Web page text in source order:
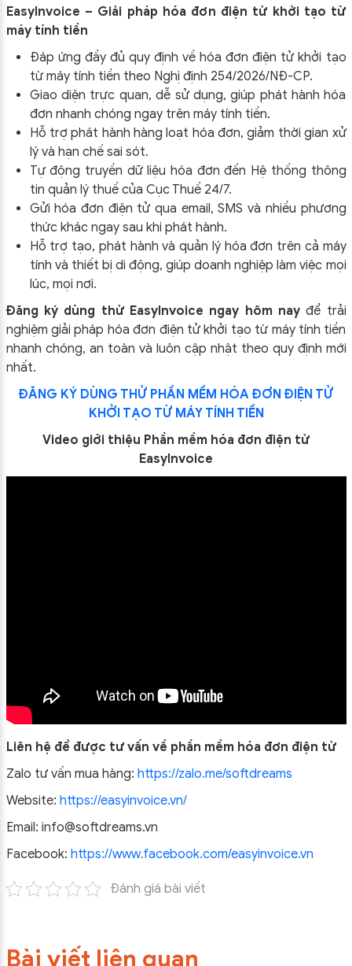
EasyInvoice – Giải pháp hóa đơn điện tử khởi tạo từ
máy tính tiền
Đáp ứng đầy đủ quy định về hóa đơn điện tử khởi tạo
từ máy tính tiền theo Nghị định 254/2026/NĐ-CP.
Giao diện trực quan, dễ sử dụng, giúp phát hành hóa
đơn nhanh chóng ngay trên máy tính tiền.
Hỗ trợ phát hành hàng loạt hóa đơn, giảm thời gian xử
lý và hạn chế sai sót.
Tự động truyền dữ liệu hóa đơn đến Hệ thống thông
tin quản lý thuế của Cục Thuế 24/7.
Gửi hóa đơn điện tử qua email, SMS và nhiều phương
thức khác ngay sau khi phát hành.
Hỗ trợ tạo, phát hành và quản lý hóa đơn trên cả máy
tính và thiết bị di động, giúp doanh nghiệp làm việc mọi
lúc, mọi nơi.
Đăng ký dùng thử EasyInvoice ngay hôm nayđể trải
nghiệm giải pháp hóa đơn điện tử khởi tạo từ máy tính tiền
nhanh chóng, an toàn và luôn cập nhật theo quy định mới
nhất.
ĐĂNG KÝ DÙNG THỬ PHẦN MỀM HÓA ĐƠN ĐIỆN TỬ
KHỞI TẠO TỪ MÁY TÍNH TIỀN
Video giới thiệu Phần mềm hóa đơn điện tử
EasyInvoice
Liên hệ để được tư vấn về phần mềm hóa đơn điện tử
Zalo tư vấn mua hàng: https://zalo.me/softdreams
Website: https://easyinvoice.vn/
Email: info@softdreams.vn
Facebook: https://www.facebook.com/easyinvoice.vn
Đánh giá bài viết
Bài viết liên quan